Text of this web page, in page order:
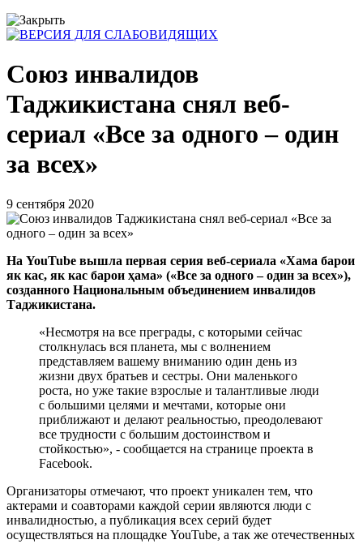
Союз инвалидов
Таджикистана снял веб-
сериал «Все за одного – один
за всех»
9 сентября 2020
На YouTube вышла первая серия веб-сериала «Хама барои
як кас, як кас барои ҳама» («Все за одного – один за всех»),
созданного Национальным объединением инвалидов
Таджикистана.
«Несмотря на все преграды, с которыми сейчас
столкнулась вся планета, мы с волнением
представляем вашему вниманию один день из
жизни двух братьев и сестры. Они маленького
роста, но уже такие взрослые и талантливые люди
с большими целями и мечтами, которые они
приближают и делают реальностью, преодолевают
все трудности с большим достоинством и
стойкостью», - сообщается на странице проекта в
Facebook.
Организаторы отмечают, что проект уникален тем, что
актерами и соавторами каждой серии являются люди с
инвалидностью, а публикация всех серий будет
осуществляться на площадке YouTube, а так же отечественных